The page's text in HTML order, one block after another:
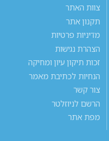
צוות האתר
תקנון אתר
מדיניות פרטיות
הצהרת נגישות
זכות תיקון עיון ומחיקה
הנחיות לכתיבת מאמר
צור קשר
הרשם לניוזלטר
מפת אתר